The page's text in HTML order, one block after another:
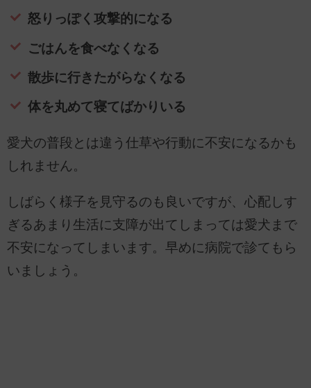
怒りっぽく攻撃的になる
ごはんを食べなくなる
散歩に行きたがらなくなる
体を丸めて寝てばかりいる
愛犬の普段とは違う仕草や行動に不安になるかも
しれません。
しばらく様子を見守るのも良いですが、心配しす
ぎるあまり生活に支障が出てしまっては愛犬まで
不安になってしまいます。早めに病院で診てもら
いましょう。